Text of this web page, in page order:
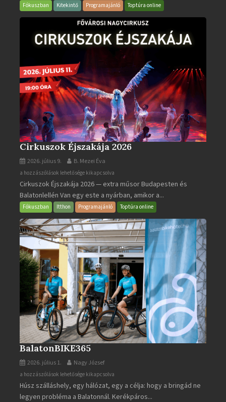
bejegyzéshez
Fókuszban Kitekintő Programajánló Toptúra online
Cirkuszok Éjszakája 2026
2026. július 9. B. Mezei Éva
Cirkuszok
Éjszakája
2026
bejegyzéshez
a hozzászólások lehetősége kikapcsolva
Cirkuszok Éjszakája 2026 — extra műsor Budapesten és
Balatonlellén Van egy este a nyárban, amikor a...
Fókuszban Itthon Programajánló Toptúra online
BalatonBIKE365
2026. július 1. Nagy József
BalatonBIKE365
bejegyzéshez
a hozzászólások lehetősége kikapcsolva
Húsz szálláshely, egy hálózat, egy a célja: hogy a bringád ne
legyen probléma a Balatonnál. Kerékpáros...